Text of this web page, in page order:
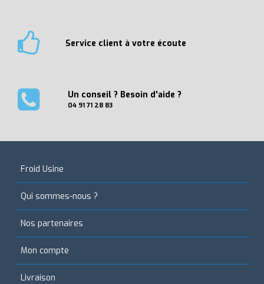
Service client à votre écoute
Un conseil ? Besoin d'aide ?
04 91 71 28 83
Froid Usine
Qui sommes-nous ?
Nos partenaires
Mon compte
Livraison